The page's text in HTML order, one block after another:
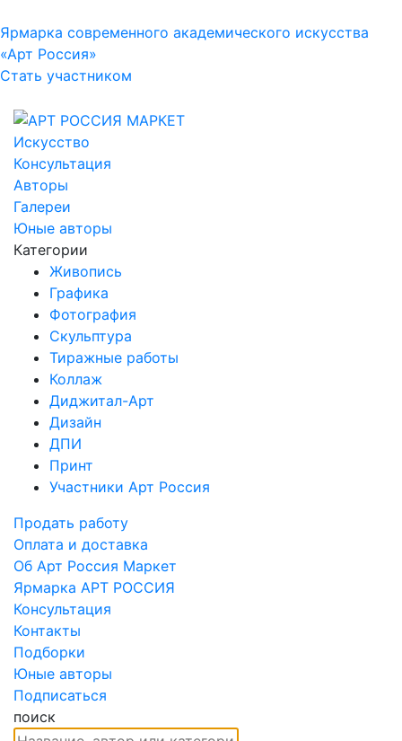
Ярмарка современного академического искусства
«Арт Россия»
Стать участником
Искусство
Консультация
Авторы
Галереи
Юные авторы
Категории
Живопись
Графика
Фотография
Скульптура
Тиражные работы
Коллаж
Диджитал-Арт
Дизайн
ДПИ
Принт
Участники Арт Россия
Продать работу
Оплата и доставка
Об Арт Россия Маркет
Ярмарка АРТ РОССИЯ
Консультация
Контакты
Подборки
Юные авторы
Подписаться
поиск